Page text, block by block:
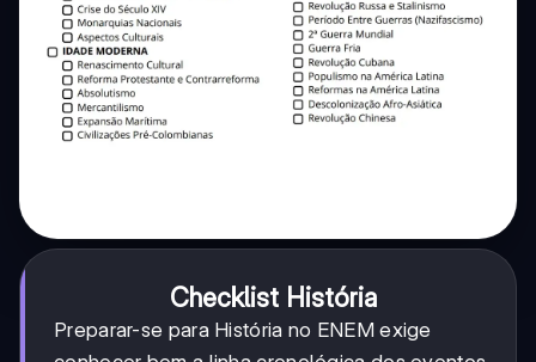
Checklist História
Preparar-se para História no ENEM exige